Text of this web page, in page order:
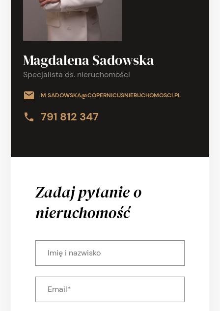
Magdalena Sadowska
Specjalista ds. nieruchomości
M.SADOWSKA@COPERNICUSNIERUCHOMOSCI.PL
791 812 347
Zadaj pytanie o
nieruchomość